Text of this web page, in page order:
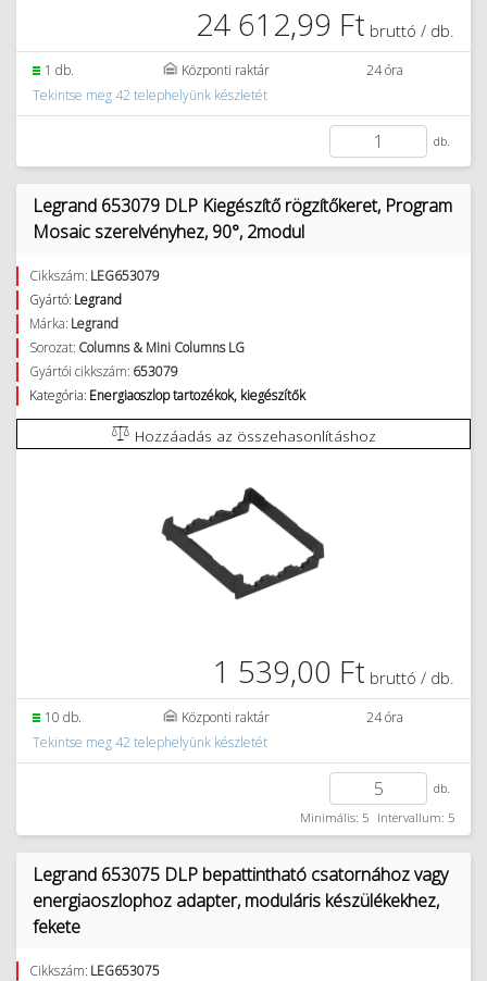
24 612,99 Ft bruttó / db.
1 db. Központi raktár
24 óra
Tekintse meg 42 telephelyünk készletét
db.
Legrand 653079 DLP Kiegészítő rögzítőkeret, Program
Mosaic szerelvényhez, 90°, 2modul
Cikkszám: LEG653079
Gyártó: Legrand
Márka: Legrand
Sorozat: Columns & Mini Columns LG
Gyártói cikkszám: 653079
Kategória: Energiaoszlop tartozékok, kiegészítők
Hozzáadás az összehasonlításhoz
1 539,00 Ft bruttó / db.
10 db. Központi raktár
24 óra
Tekintse meg 42 telephelyünk készletét
db.
Minimális: 5 Intervallum: 5
Legrand 653075 DLP bepattintható csatornához vagy
energiaoszlophoz adapter, moduláris készülékekhez,
fekete
Cikkszám: LEG653075